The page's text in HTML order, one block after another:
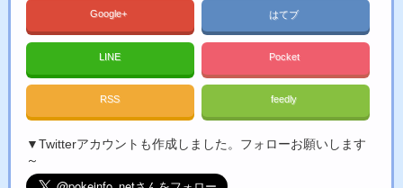
Google+ はてブ
LINE Pocket
RSS feedly
▼Twitterアカウントも作成しました。フォローお願いします
～